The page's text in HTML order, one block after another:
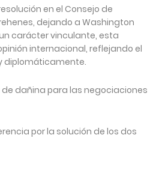
en el Consejo de
dejando a Washington
carácter vinculante, esta
internacional, reflejando el
diplomáticamente.
dañina para las negociaciones
por la solución de los dos